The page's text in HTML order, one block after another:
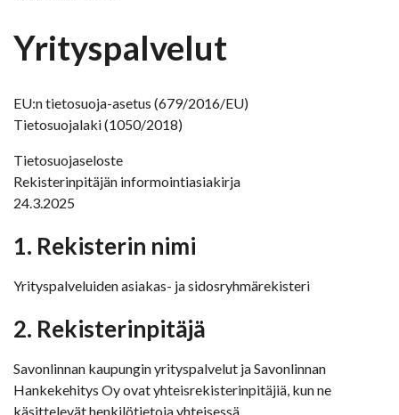
Yrityspalvelut
EU:n tietosuoja-asetus (679/2016/EU)
Tietosuojalaki (1050/2018)
Tietosuojaseloste
Rekisterinpitäjän informointiasiakirja
24.3.2025
1. Rekisterin nimi
Yrityspalveluiden asiakas- ja sidosryhmärekisteri
2. Rekisterinpitäjä
Savonlinnan kaupungin yrityspalvelut ja Savonlinnan
Hankekehitys Oy ovat yhteisrekisterinpitäjiä, kun ne
käsittelevät henkilötietoja yhteisessä